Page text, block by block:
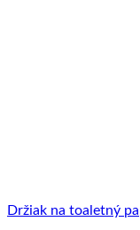
Držiak na toaletný